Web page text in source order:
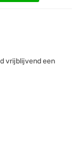
vrijblijvend een